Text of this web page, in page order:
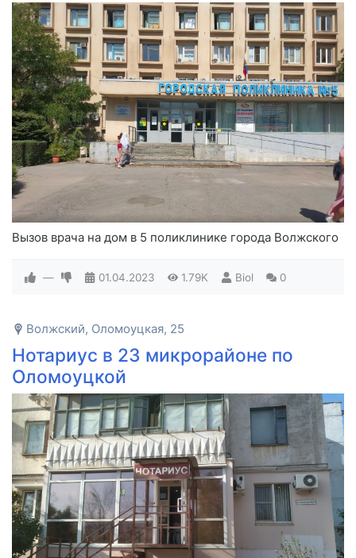
Вызов врача на дом в 5 поликлинике города Волжского
— 01.04.2023 1.79K Biol 0
Волжский, Оломоуцкая, 25
Нотариус в 23 микрорайоне по
Оломоуцкой